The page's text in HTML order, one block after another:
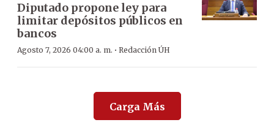
Diputado propone ley para
limitar depósitos públicos en
bancos
Agosto 7, 2026 04:00 a. m. · Redacción ÚH
Carga Más